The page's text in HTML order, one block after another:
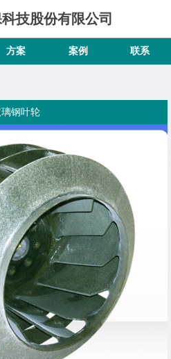
技股份有限公司
方案 案例 联系
钢叶轮